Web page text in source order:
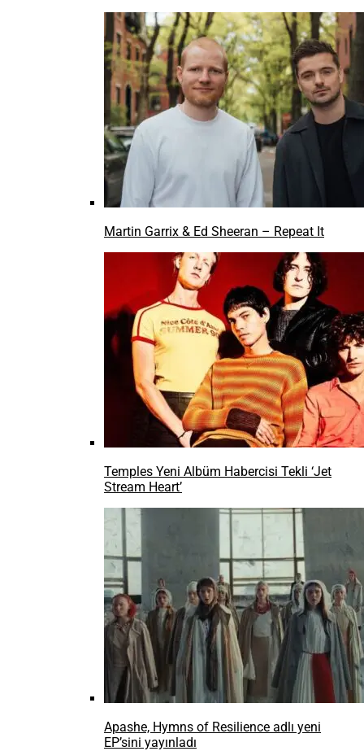
Martin Garrix & Ed Sheeran – Repeat It
Temples Yeni Albüm Habercisi Tekli ‘Jet
Stream Heart’
Apashe, Hymns of Resilience adlı yeni
EP’sini yayınladı